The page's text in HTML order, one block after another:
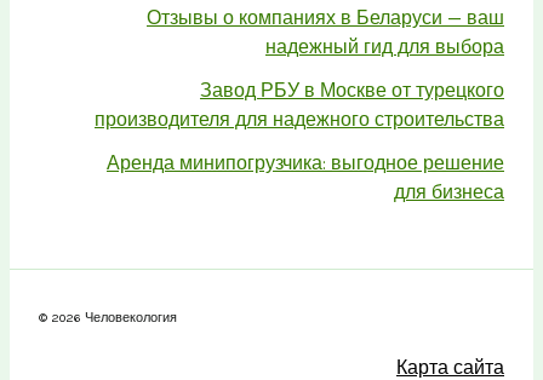
Отзывы о компаниях в Беларуси — ваш
надежный гид для выбора
Завод РБУ в Москве от турецкого
производителя для надежного строительства
Аренда минипогрузчика: выгодное решение
для бизнеса
© 2026 Человекология
Карта сайта